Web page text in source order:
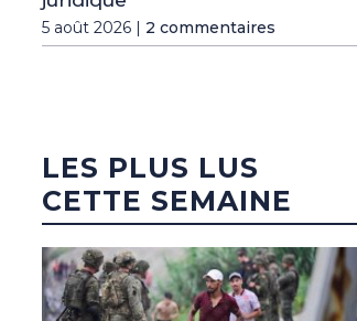
5 août 2026 | 2 commentaires
LES PLUS LUS
CETTE SEMAINE